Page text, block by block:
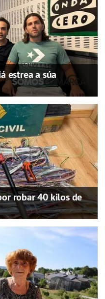
estrea a súa
robar 40 kilos de